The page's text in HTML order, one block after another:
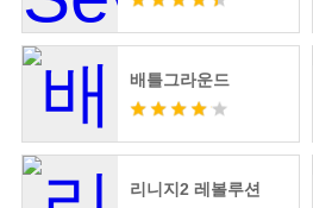
배틀그라운드
리니지2 레볼루션